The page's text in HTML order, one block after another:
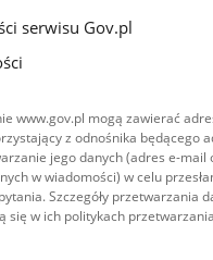
serwisu Gov.pl
www.gov.pl mogą zawierać
z odnośnika będącego
jego danych (adres e-mail
w wiadomości) w celu
Szczegóły przetwarzania
się w ich politykach